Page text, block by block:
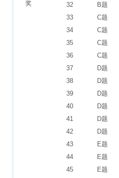
奖
32
B题
33
C题
34
C题
35
C题
36
C题
37
D题
38
D题
39
D题
40
D题
41
D题
42
D题
43
E题
44
E题
45
E题